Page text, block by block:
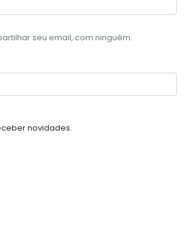
seu email, com ninguém.
novidades.